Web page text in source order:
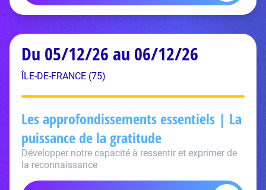
Du 05/12/26 au 06/12/26
ÎLE-DE-FRANCE (75)
Les approfondissements essentiels | La
puissance de la gratitude
Développer notre capacité à ressentir et exprimer de
la reconnaissance